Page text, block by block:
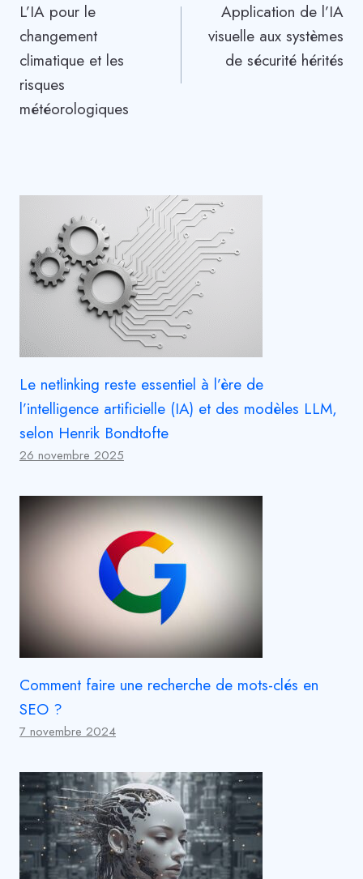
de
l’article
L’IA pour le
changement
climatique et les
risques
météorologiques
Application de l’IA
visuelle aux systèmes
de sécurité hérités
Le netlinking reste essentiel à l’ère de
l’intelligence artificielle (IA) et des modèles LLM,
selon Henrik Bondtofte
26 novembre 2025
Comment faire une recherche de mots-clés en
SEO ?
7 novembre 2024